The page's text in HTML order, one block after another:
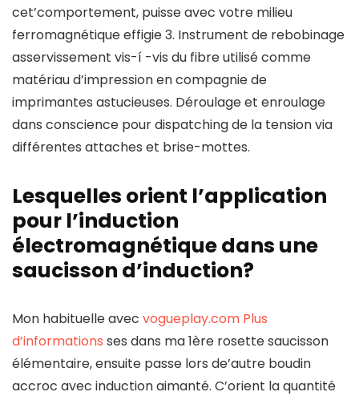
cet’comportement, puisse avec votre milieu
ferromagnétique effigie 3. Instrument de rebobinage
asservissement vis-í -vis du fibre utilisé comme
matériau d’impression en compagnie de
imprimantes astucieuses. Déroulage et enroulage
dans conscience pour dispatching de la tension via
différentes attaches et brise-mottes.
Lesquelles orient l’application
pour l’induction
électromagnétique dans une
saucisson d’induction?
Mon habituelle avec vogueplay.com Plus
d’informations ses dans ma 1ère rosette saucisson
élémentaire, ensuite passe lors de’autre boudin
accroc avec induction aimanté. C’orient la quantité